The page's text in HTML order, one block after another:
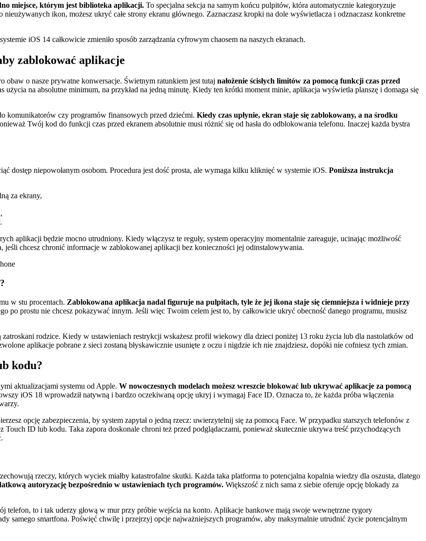
miejsce, którym jest biblioteka aplikacji. To specjalna sekcja na samym końcu pulpitów, która automatycznie kategoryzuje
ikon, możesz ukryć całe strony ekranu głównego. Zaznaczasz kropki na dole wyświetlacza i odznaczasz konkretne
iOS 14 całkowicie zmieniło sposób zarządzania cyfrowym chaosem na naszych ekranach.
zablokować aplikacje
obaw o nasze prywatne konwersacje. Świetnym ratunkiem jest tutaj nałożenie ścisłych limitów za pomocą funkcji czas przed
użycia na absolutne minimum, na przykład na jedną minutę. Kiedy ten krótki moment minie, aplikacja wyświetla planszę i domaga się
komunikatorów czy programów finansowych przed dziećmi. Kiedy czas upłynie, ekran staje się zablokowany, a na środku
Twój kod do funkcji czas przed ekranem absolutnie musi różnić się od hasła do odblokowania telefonu. Inaczej każda bystra
dostęp niepowołanym osobom. Procedura jest dość prosta, ale wymaga kilku kliknięć w systemie iOS. Poniższa instrukcja
za ekrany,
aplikacji będzie mocno utrudniony. Kiedy włączysz te reguły, system operacyjny momentalnie zareaguje, ucinając możliwość
jeśli chcesz chronić informacje w zablokowanej aplikacji bez konieczności jej odinstalowywania.
w stu procentach. Zablokowana aplikacja nadal figuruje na pulpitach, tyle że jej ikona staje się ciemniejsza i widnieje przy
po prostu nie chcesz pokazywać innym. Jeśli więc Twoim celem jest to, by całkowicie ukryć obecność danego programu, musisz
rodzice. Kiedy w ustawieniach restrykcji wskażesz profil wiekowy dla dzieci poniżej 13 roku życia lub dla nastolatków od
aplikacje pobrane z sieci zostaną błyskawicznie usunięte z oczu i nigdzie ich nie znajdziesz, dopóki nie cofniesz tych zmian.
kodu?
aktualizacjami systemu od Apple. W nowoczesnych modelach możesz wreszcie blokować lub ukrywać aplikacje za pomocą
iOS 18 wprowadził natywną i bardzo oczekiwaną opcję ukryj i wymagaj Face ID. Oznacza to, że każda próba włączenia
opcję zabezpieczenia, by system zapytał o jedną rzecz: uwierzytelnij się za pomocą Face. W przypadku starszych telefonów z
ID lub kodu. Taka zapora doskonale chroni też przed podglądaczami, ponieważ skutecznie ukrywa treść przychodzących
rzeczy, których wyciek miałby katastrofalne skutki. Każda taka platforma to potencjalna kopalnia wiedzy dla oszusta, dlatego
autoryzację bezpośrednio w ustawieniach tych programów. Większość z nich sama z siebie oferuje opcję blokady za
telefon, to i tak uderzy głową w mur przy próbie wejścia na konto. Aplikacje bankowe mają swoje wewnętrzne rygory
samego smartfona. Poświęć chwilę i przejrzyj opcje najważniejszych programów, aby maksymalnie utrudnić życie potencjalnym